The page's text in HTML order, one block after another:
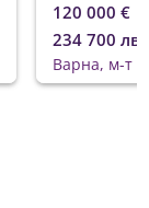
120 000 €
234 700 лв.
Варна, м-т